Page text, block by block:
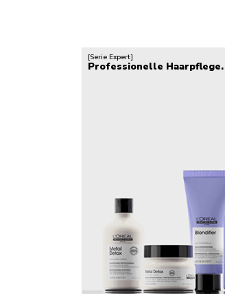
[Serie Expert]
Professionelle Haarpflege.